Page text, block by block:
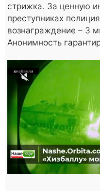
стрижка. За ценную
преступниках
вознаграждение – 3
Анонимность